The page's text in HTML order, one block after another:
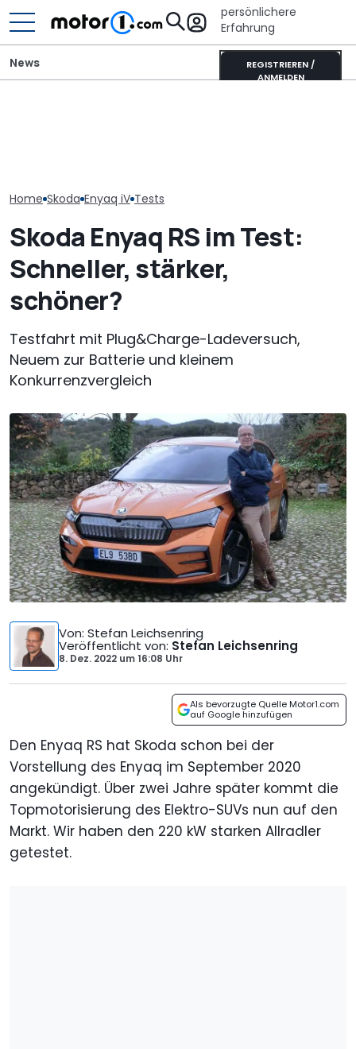
persönlichere
Erfahrung
REGISTRIEREN /
ANMELDEN
News
Home Skoda Enyaq iV Tests
Skoda Enyaq RS im Test:
Schneller, stärker,
schöner?
Testfahrt mit Plug&Charge-Ladeversuch,
Neuem zur Batterie und kleinem
Konkurrenzvergleich
Von: Stefan Leichsenring
Veröffentlicht von: Stefan Leichsenring
8. Dez. 2022 um16:08 Uhr
Als bevorzugte Quelle Motor1.com
auf Google hinzufügen
Den Enyaq RS hat Skoda schon bei der
Vorstellung des Enyaq im September 2020
angekündigt. Über zwei Jahre später kommt die
Topmotorisierung des Elektro-SUVs nun auf den
Markt. Wir haben den 220 kW starken Allradler
getestet.